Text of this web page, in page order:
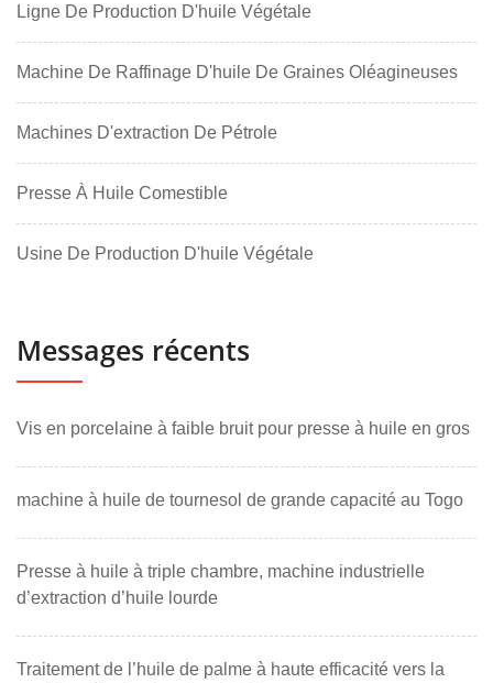
Ligne De Production D'huile Végétale
Machine De Raffinage D'huile De Graines Oléagineuses
Machines D'extraction De Pétrole
Presse À Huile Comestible
Usine De Production D'huile Végétale
Messages récents
Vis en porcelaine à faible bruit pour presse à huile en gros
machine à huile de tournesol de grande capacité au Togo
Presse à huile à triple chambre, machine industrielle
d’extraction d’huile lourde
Traitement de l’huile de palme à haute efficacité vers la